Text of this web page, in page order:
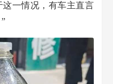
一情况，有车主直言